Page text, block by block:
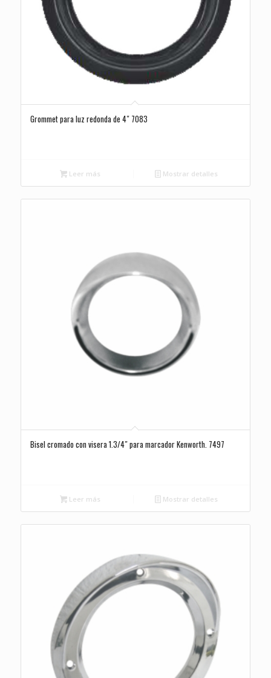
Grommet para luz redonda de 4″ 7083
Leer más Mostrar detalles
Bisel cromado con visera 1.3/4″ para marcador Kenworth. 7497
Leer más Mostrar detalles